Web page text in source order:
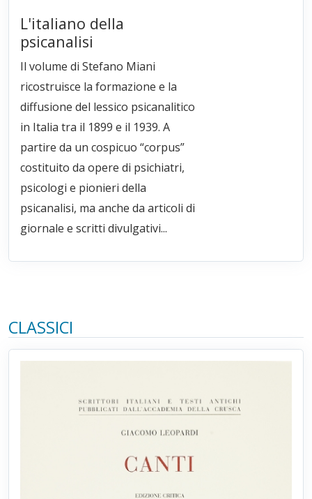
L'italiano della
psicanalisi
Il volume di Stefano Miani
ricostruisce la formazione e la
diffusione del lessico psicanalitico
in Italia tra il 1899 e il 1939. A
partire da un cospicuo “corpus”
costituito da opere di psichiatri,
psicologi e pionieri della
psicanalisi, ma anche da articoli di
giornale e scritti divulgativi...
CLASSICI